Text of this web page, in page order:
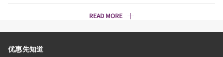
READ MORE
优惠先知道